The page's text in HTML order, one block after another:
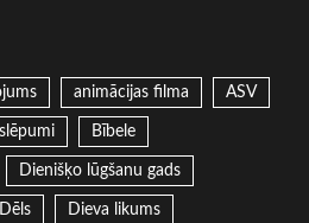
animācijas filma ASV
Bībele
Dienišķo lūgšanu gads
Dieva likums